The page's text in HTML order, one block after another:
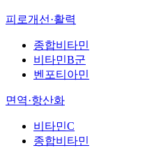
피로개선·활력
종합비타민
비타민B군
벤포티아민
면역·항산화
비타민C
종합비타민